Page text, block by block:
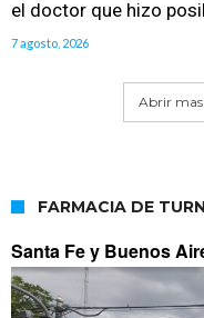
el doctor que hizo
7 agosto, 2026
Abrir mas
FARMACIA DE
Santa Fe y Buenos